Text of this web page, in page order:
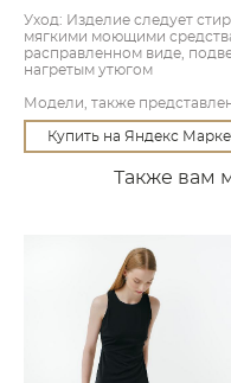
Уход: Изделие следует
мягкими моющими
расправленном виде,
нагретым утюгом
Модели, также
Купить на Яндекс
Также вам